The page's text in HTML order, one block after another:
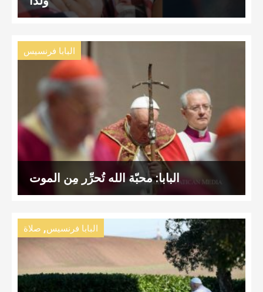
البابا فرنسيس
البابا: محبّة الله تُحرِّر مِن الموت
البابا فرنسيس, صلاة